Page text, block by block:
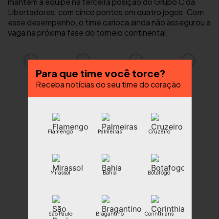
Libertadores, com cinco pontos em quatro jogos. Com
esse desempenho, o time carioca ainda não assegurou a
vaga na próxima fase do torneio continental.
Para que time você torce?
Receba notícias do seu time do coração
Flamengo Palmeiras Cruzeiro
Mirassol Bahia Botafogo
São Paulo Bragantino Corinthians